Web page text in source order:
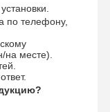
по телефону,
на месте).